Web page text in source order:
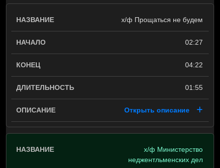
х/ф Прощаться не будем
02:27
04:22
01:55
Открыть описание
х/ф Министерство
неджентльменских дел